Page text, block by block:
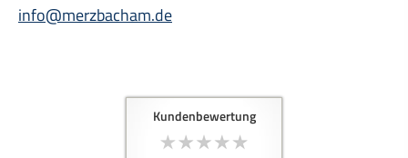
info@merzbacham.de
Kundenbewertung